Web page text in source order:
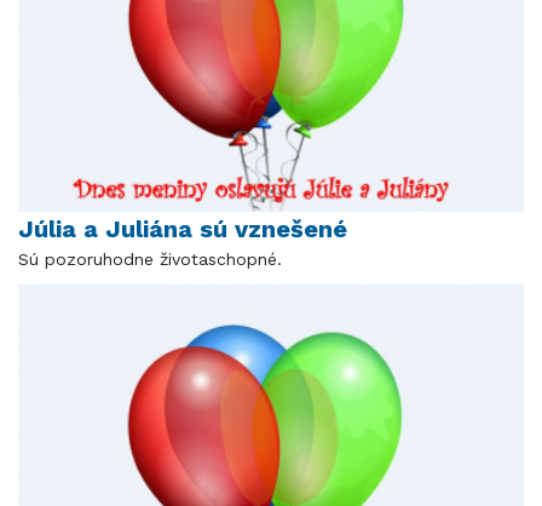
Júlia a Juliána sú vznešené
Sú pozoruhodne životaschopné.